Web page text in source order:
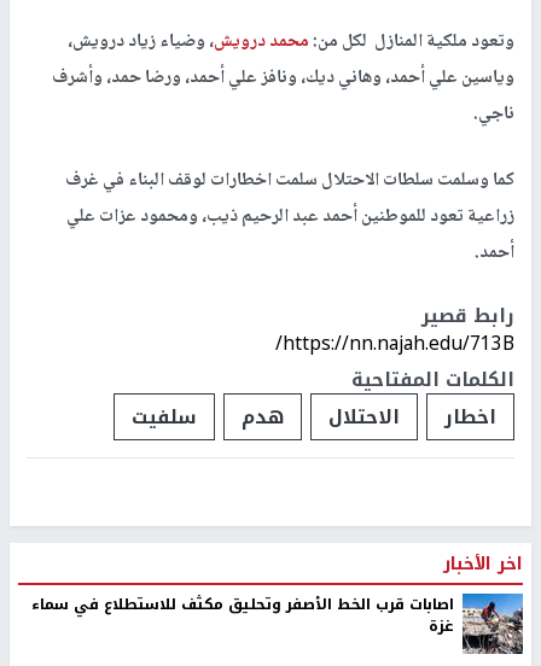
وتعود ملكية المنازل لكل من:محمد درويش، وضياء زياد درويش،
وياسين علي أحمد، وهاني ديك، ونافز علي أحمد، ورضا حمد، وأشرف
ناجي.
كما وسلمت سلطات الاحتلال سلمت اخطارات لوقف البناء في غرف
زراعية تعود للموطنين أحمد عبد الرحيم ذيب، ومحمود عزات علي
أحمد.
رابط قصير
https://nn.najah.edu/713B/
الكلمات المفتاحية
اخطار
الاحتلال هدم سلفيت
اخر الأخبار
اصابات قرب الخط الأصفر وتحليق مكثف للاستطلاع في سماء
غزة